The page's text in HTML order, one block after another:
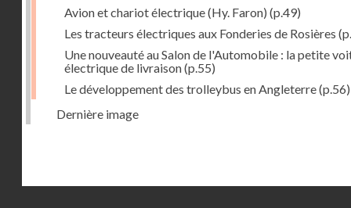
Avion et chariot électrique (Hy. Faron) (p.49)
Les tracteurs électriques aux Fonderies de Rosières
Une nouveauté au Salon de l'Automobile : la petite
électrique de livraison(p.55)
Le développement des trolleybus en Angleterre(p.56)
Dernière image